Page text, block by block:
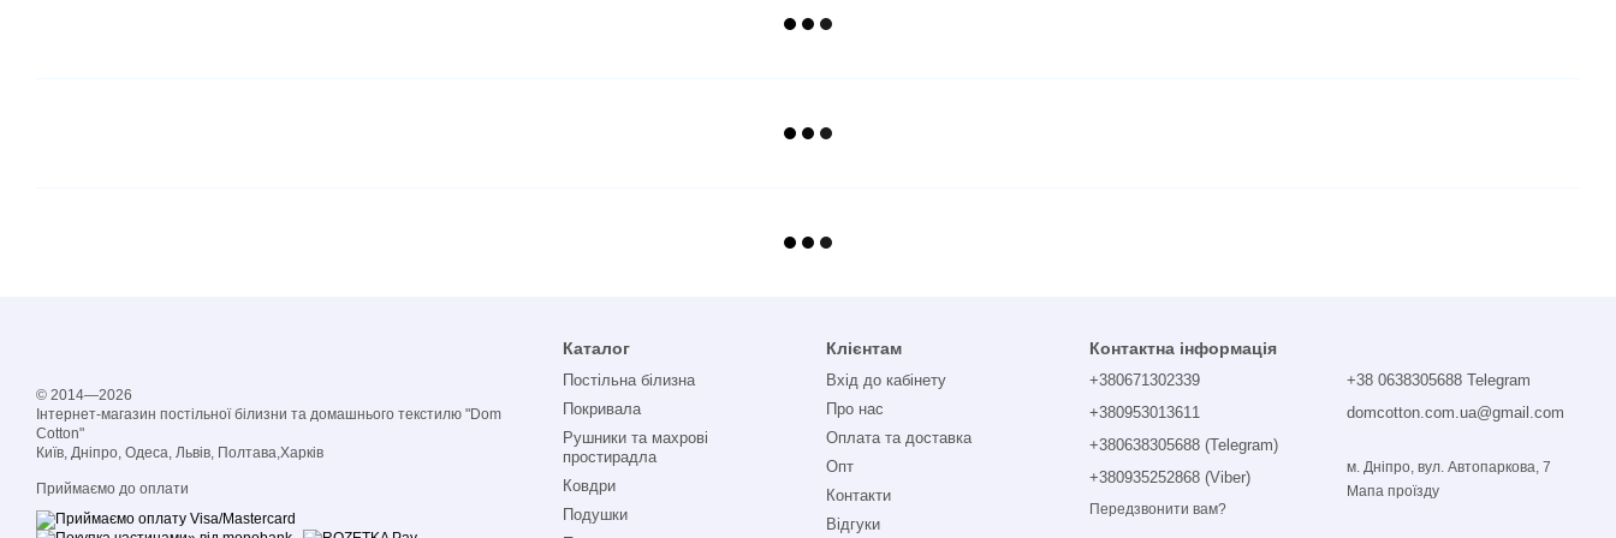
© 2014—2026
Інтернет-магазин постільної білизни та домашнього текстилю "Dom
Cotton"
Київ, Дніпро, Одеса, Львів, Полтава,Харків
Приймаємо до оплати
Каталог
Постільна білизна
Покривала
Рушники та махрові
простирадла
Ковдри
Подушки
Клієнтам
Вхід до кабінету
Про нас
Оплата та доставка
Опт
Контакти
Відгуки
Контактна інформація
+380671302339
+380953013611
+380638305688 (Telegram)
+380935252868 (Viber)
Передзвонити вам?
+38 0638305688 Telegram
domcotton.com.ua@gmail.com
м. Дніпро, вул. Автопаркова, 7
Мапа проїзду